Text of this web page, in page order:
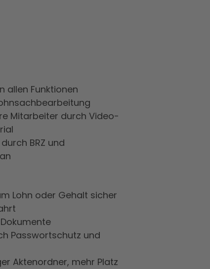
allen Funktionen
Mitarbeiter durch Video-
BRZ und
Lohn oder Gehalt sicher
Passwortschutz und
Aktenordner, mehr Platz